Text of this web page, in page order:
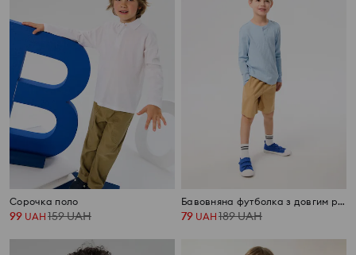
Сорочка поло
99 UAH 159UAH
Бавовняна футболка з довгим рукавом
79 UAH 189UAH